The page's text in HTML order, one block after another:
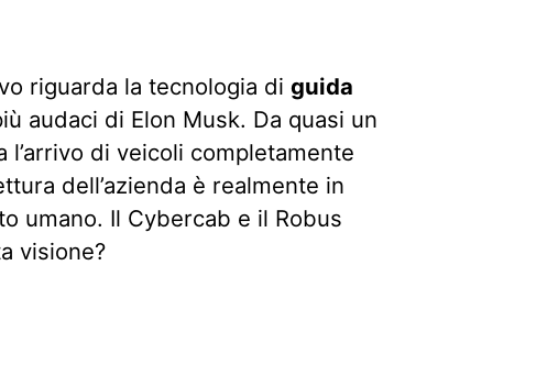
riguarda la tecnologia di guida
audaci di Elon Musk. Da quasi un
l’arrivo di veicoli completamente
dell’azienda è realmente in
umano. Il Cybercab e il Robus
visione?